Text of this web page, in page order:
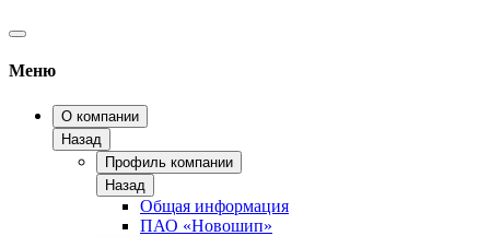
Меню
О компании
Назад
Профиль компании
Назад
Общая информация
ПАО «Новошип»